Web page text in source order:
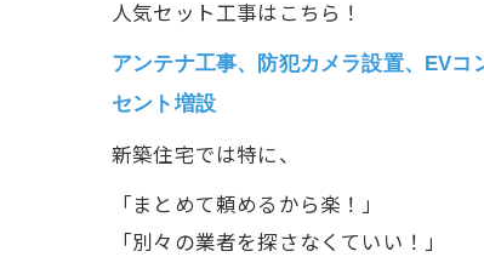
人気セット工事はこちら！
アンテナ工事、防犯カメラ設置、EV
セント増設
新築住宅では特に、
「まとめて頼めるから楽！」
「別々の業者を探さなくていい！」